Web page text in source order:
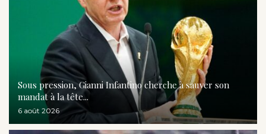
Sous pression, Gianni Infantino cherche à sauver son
mandat à la tête...
6 août 2026